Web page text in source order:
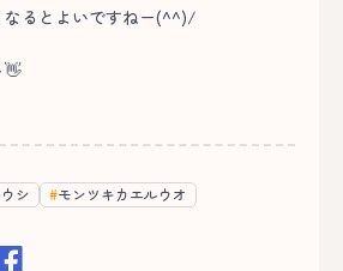
なるとよいですねー(^^)/
👋
シ モンツキカエルウオ